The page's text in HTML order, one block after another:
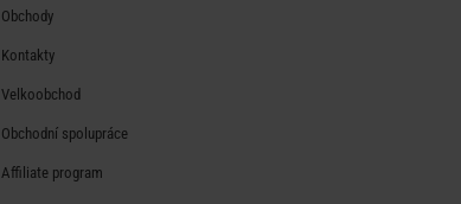
Obchody
Kontakty
Velkoobchod
Obchodní spolupráce
Affiliate program